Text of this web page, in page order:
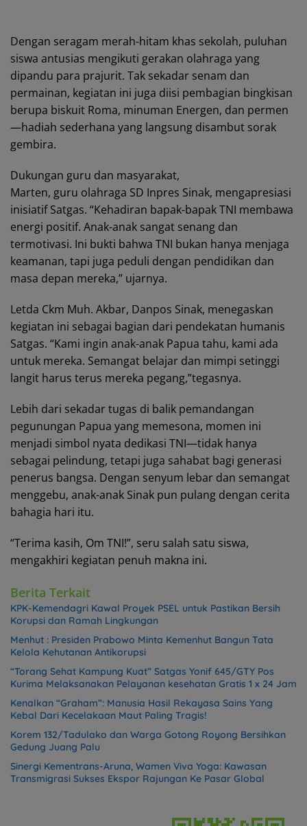
Dengan seragam merah-hitam khas sekolah, puluhan
siswa antusias mengikuti gerakan olahraga yang
dipandu para prajurit. Tak sekadar senam dan
permainan, kegiatan ini juga diisi pembagian bingkisan
berupa biskuit Roma, minuman Energen, dan permen
—hadiah sederhana yang langsung disambut sorak
gembira.
Dukungan guru dan masyarakat,
Marten, guru olahraga SD Inpres Sinak, mengapresiasi
inisiatif Satgas. “Kehadiran bapak-bapak TNI membawa
energi positif. Anak-anak sangat senang dan
termotivasi. Ini bukti bahwa TNI bukan hanya menjaga
keamanan, tapi juga peduli dengan pendidikan dan
masa depan mereka,” ujarnya.
Letda Ckm Muh. Akbar, Danpos Sinak, menegaskan
kegiatan ini sebagai bagian dari pendekatan humanis
Satgas. “Kami ingin anak-anak Papua tahu, kami ada
untuk mereka. Semangat belajar dan mimpi setinggi
langit harus terus mereka pegang,”tegasnya.
Lebih dari sekadar tugas di balik pemandangan
pegunungan Papua yang memesona, momen ini
menjadi simbol nyata dedikasi TNI—tidak hanya
sebagai pelindung, tetapi juga sahabat bagi generasi
penerus bangsa. Dengan senyum lebar dan semangat
menggebu, anak-anak Sinak pun pulang dengan cerita
bahagia hari itu.
“Terima kasih, Om TNI!”, seru salah satu siswa,
mengakhiri kegiatan penuh makna ini.
Berita Terkait
KPK-Kemendagri Kawal Proyek PSEL untuk Pastikan Bersih
Korupsi dan Ramah Lingkungan
Menhut : Presiden Prabowo Minta Kemenhut Bangun Tata
Kelola Kehutanan Antikorupsi
“Torang Sehat Kampung Kuat” Satgas Yonif 645/GTY Pos
Kurima Melaksanakan Pelayanan kesehatan Gratis 1 x 24 Jam
Kenalkan “Graham”: Manusia Hasil Rekayasa Sains Yang
Kebal Dari Kecelakaan Maut Paling Tragis!
Korem 132/Tadulako dan Warga Gotong Royong Bersihkan
Gedung Juang Palu
Sinergi Kementrans-Aruna, Wamen Viva Yoga: Kawasan
Transmigrasi Sukses Ekspor Rajungan Ke Pasar Global